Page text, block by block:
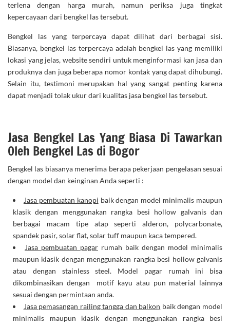
terlena dengan harga murah, namun periksa juga tingkat
kepercayaan dari bengkel las tersebut.
Bengkel las yang terpercaya dapat dilihat dari berbagai sisi.
Biasanya, bengkel las terpercaya adalah bengkel las yang memiliki
lokasi yang jelas, website sendiri untuk menginformasi kan jasa dan
produknya dan juga beberapa nomor kontak yang dapat dihubungi.
Selain itu, testimoni merupakan hal yang sangat penting karena
dapat menjadi tolak ukur dari kualitas jasa bengkel las tersebut.
Jasa Bengkel Las Yang Biasa Di Tawarkan
Oleh Bengkel Las di Bogor
Bengkel las biasanya menerima berapa pekerjaan pengelasan sesuai
dengan model dan keinginan Anda seperti :
Jasa pembuatan kanopi baik dengan model minimalis maupun
klasik dengan menggunakan rangka besi hollow galvanis dan
berbagai macam tipe atap seperti alderon, polycarbonate,
spandek pasir, solar flat, solar tuff maupun kaca tempered.
Jasa pembuatan pagar rumah baik dengan model minimalis
maupun klasik dengan menggunakan rangka besi hollow galvanis
atau dengan stainless steel. Model pagar rumah ini bisa
dikombinasikan dengan motif kayu atau pun material lainnya
sesuai dengan permintaan anda.
Jasa pemasangan railing tangga dan balkon baik dengan model
minimalis maupun klasik dengan menggunakan rangka besi